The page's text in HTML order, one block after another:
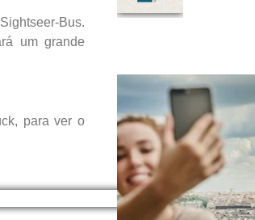
Bus.
um grande
para ver o